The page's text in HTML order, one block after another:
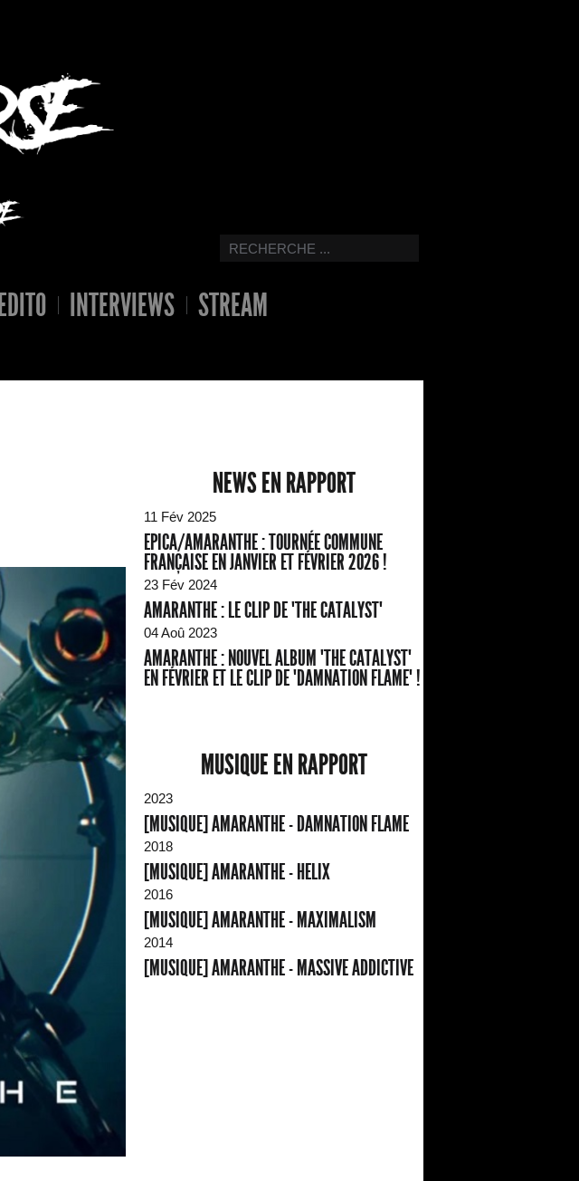
INTERVIEWS
STREAM
NEWS EN RAPPORT
11 Fév 2025
EPICA/AMARANTHE : TOURNÉE COMMUNE
FRANÇAISE EN JANVIER ET FÉVRIER 2026 !
23 Fév 2024
AMARANTHE : LE CLIP DE "THE CATALYST"
04 Aoû 2023
AMARANTHE : NOUVEL ALBUM "THE CATALYST"
EN FÉVRIER ET LE CLIP DE "DAMNATION FLAME" !
MUSIQUE EN RAPPORT
2023
[MUSIQUE] AMARANTHE - DAMNATION FLAME
2018
[MUSIQUE] AMARANTHE - HELIX
2016
[MUSIQUE] AMARANTHE - MAXIMALISM
2014
[MUSIQUE] AMARANTHE - MASSIVE ADDICTIVE